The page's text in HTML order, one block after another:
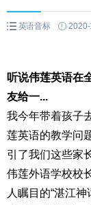
英语音标
听说伟莲英语在
友给一...
我今年带着孩子
莲英语的教学问
引了我们这些家
伟莲外语学校校
人瞩目的“湛江